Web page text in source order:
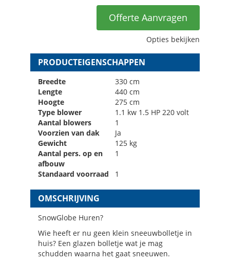
Offerte Aanvragen
Opties bekijken
PRODUCTEIGENSCHAPPEN
Breedte
330 cm
Lengte
440 cm
Hoogte
275 cm
Type blower
1.1 kw 1.5 HP 220 volt
Aantal blowers
1
Voorzien van dak
Ja
Gewicht
125 kg
Aantal pers. op en
afbouw
1
Standaard voorraad 1
OMSCHRIJVING
SnowGlobe Huren?
Wie heeft er nu geen klein sneeuwbolletje in
huis? Een glazen bolletje wat je mag
schudden waarna het gaat sneeuwen.